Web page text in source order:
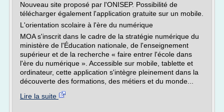
Nouveau site proposé par l'ONISEP. Possibilité de
télécharger également l'application gratuite sur un mobile.
L'orientation scolaire à l'ère du numérique
MOA s'inscrit dans le cadre de la stratégie numérique du
ministère de l'Éducation nationale, de l'enseignement
supérieur et de la recherche « faire entrer l'école dans
l'ère du numérique ». Accessible sur mobile, tablette et
ordinateur, cette application s'intègre pleinement dans la
découverte des formations, des métiers et du monde...
Lire la suite